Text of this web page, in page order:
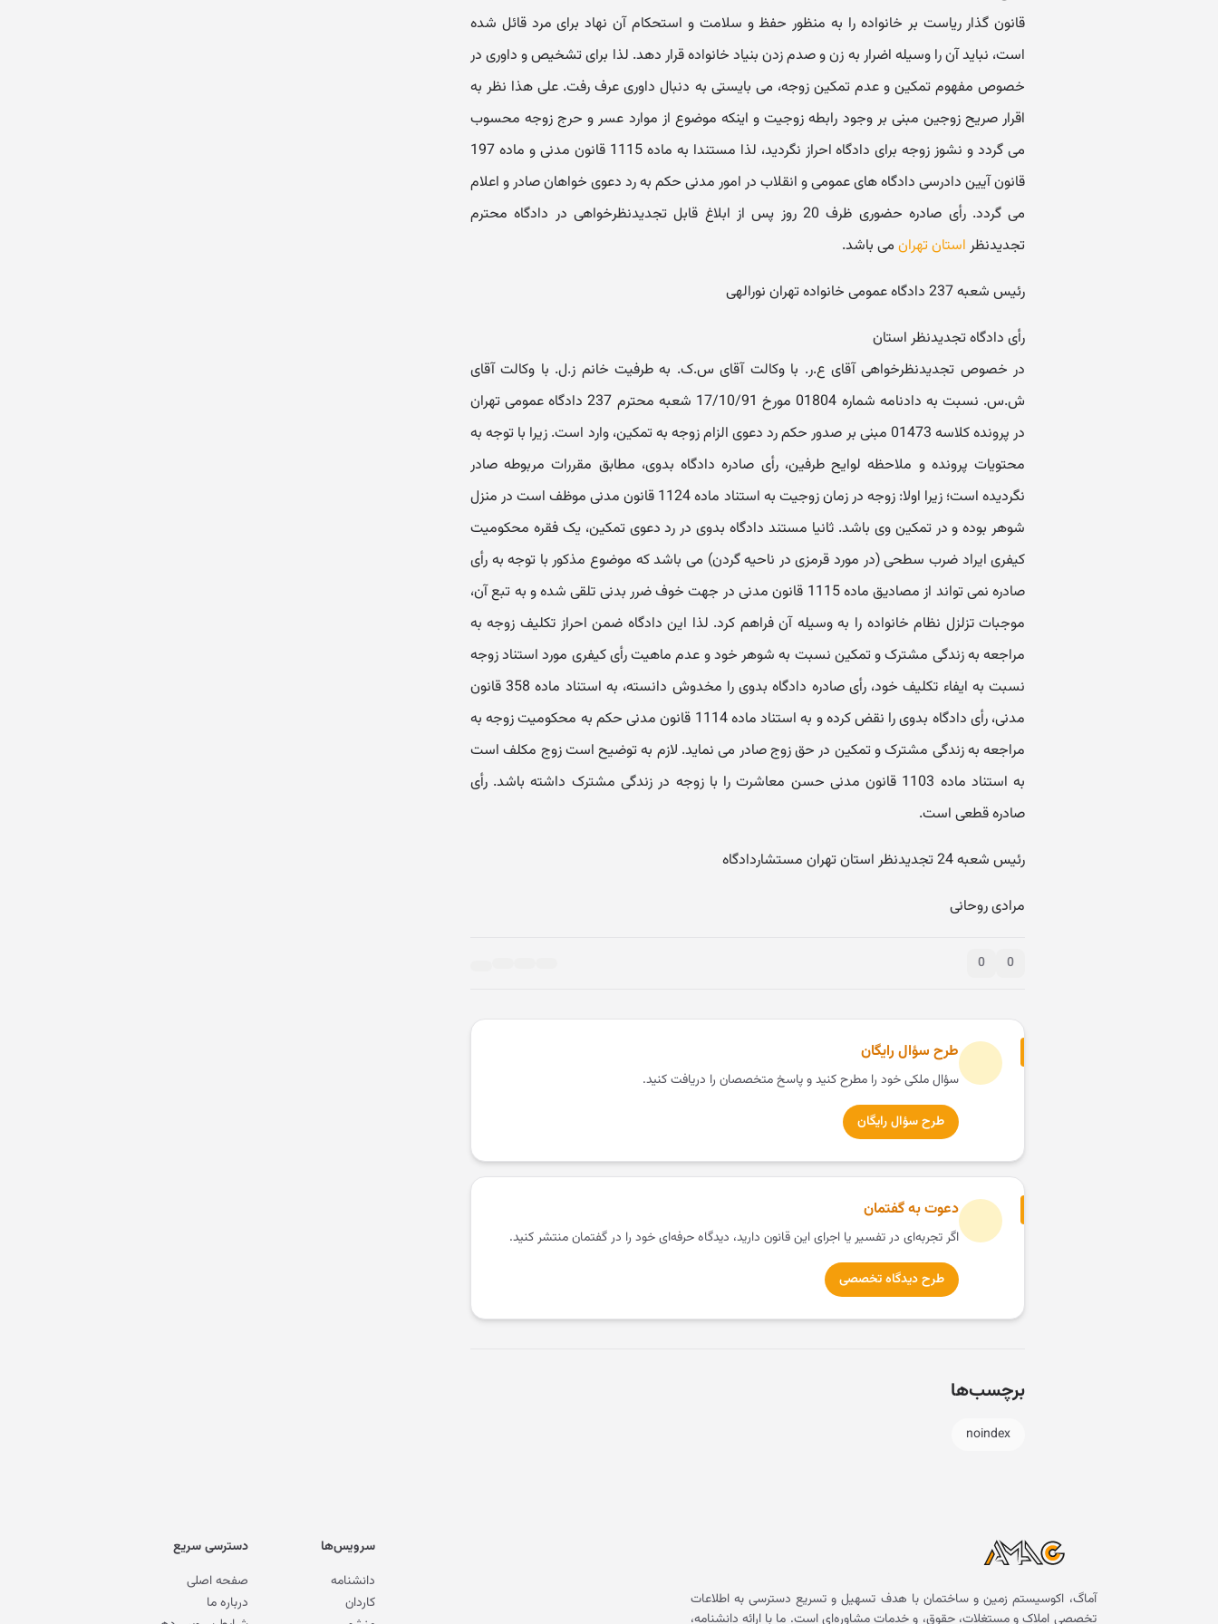
قانون گذار ریاست بر خانواده را به منظور حفظ و سلامت و استحکام آن نهاد برای مرد قائل شده
است، نباید آن را وسیله اضرار به زن و صدم زدن بنیاد خانواده قرار دهد. لذا برای تشخیص و داوری در
خصوص مفهوم تمکین و عدم تمکین زوجه، می بایستی به دنبال داوری عرف رفت. علی هذا نظر به
اقرار صریح زوجین مبنی بر وجود رابطه زوجیت و اینکه موضوع از موارد عسر و حرج زوجه محسوب
می گردد و نشوز زوجه برای دادگاه احراز نگردید، لذا مستندا به ماده 1115 قانون مدنی و ماده 197
قانون آیین دادرسی دادگاه های عمومی و انقلاب در امور مدنی حکم به رد دعوی خواهان صادر و اعلام
می گردد. رأی صادره حضوری ظرف 20 روز پس از ابلاغ قابل تجدیدنظرخواهی در دادگاه محترم
تجدیدنظر استان تهرانمی باشد.
رئیس شعبه 237 دادگاه عمومی خانواده تهران نورالهی
رأی دادگاه تجدیدنظر استان
در خصوص تجدیدنظرخواهی آقای ع.ر. با وکالت آقای س.ک. به طرفیت خانم ز.ل. با وکالت آقای
ش.س. نسبت به دادنامه شماره 01804 مورخ 17/10/91 شعبه محترم 237 دادگاه عمومی تهران
در پرونده کلاسه 01473 مبنی بر صدور حکم رد دعوی الزام زوجه به تمکین، وارد است. زیرا با توجه به
محتویات پرونده و ملاحظه لوایح طرفین، رأی صادره دادگاه بدوی، مطابق مقررات مربوطه صادر
نگردیده است؛ زیرا اولا: زوجه در زمان زوجیت به استناد ماده 1124 قانون مدنی موظف است در منزل
شوهر بوده و در تمکین وی باشد. ثانیا مستند دادگاه بدوی در رد دعوی تمکین، یک فقره محکومیت
کیفری ایراد ضرب سطحی (در مورد قرمزی در ناحیه گردن) می باشد که موضوع مذکور با توجه به رأی
صادره نمی تواند از مصادیق ماده 1115 قانون مدنی در جهت خوف ضرر بدنی تلقی شده و به تبع آن،
موجبات تزلزل نظام خانواده را به وسیله آن فراهم کرد. لذا این دادگاه ضمن احراز تکلیف زوجه به
مراجعه به زندگی مشترک و تمکین نسبت به شوهر خود و عدم ماهیت رأی کیفری مورد استناد زوجه
نسبت به ایفاء تکلیف خود، رأی صادره دادگاه بدوی را مخدوش دانسته، به استناد ماده 358 قانون
مدنی، رأی دادگاه بدوی را نقض کرده و به استناد ماده 1114 قانون مدنی حکم به محکومیت زوجه به
مراجعه به زندگی مشترک و تمکین در حق زوج صادر می نماید. لازم به توضیح است زوج مکلف است
به استناد ماده 1103 قانون مدنی حسن معاشرت را با زوجه در زندگی مشترک داشته باشد. رأی
صادره قطعی است.
رئیس شعبه 24 تجدیدنظر استان تهران مستشاردادگاه
مرادی روحانی
0
0
طرح سؤال رایگان
سؤال ملکی خود را مطرح کنید و پاسخ متخصصان را دریافت کنید.
طرح سؤال رایگان
دعوت به گفتمان
اگر تجربه‌ای در تفسیر یا اجرای این قانون دارید، دیدگاه حرفه‌ای خود را در گفتمان منتشر کنید.
طرح دیدگاه تخصصی
برچسب‌ها
noindex
آماگ، اکوسیستم زمین و ساختمان با هدف تسهیل و تسریع دسترسی به اطلاعات
تخصصی املاک و مستغلات، حقوق، و خدمات مشاوره‌ای است. ما با ارائه دانشنامه،
سرویس‌ها
دانشنامه
کاردان
دسترسی سریع
صفحه اصلی
درباره ما